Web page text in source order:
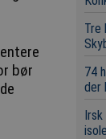
bør
Tre
74
der